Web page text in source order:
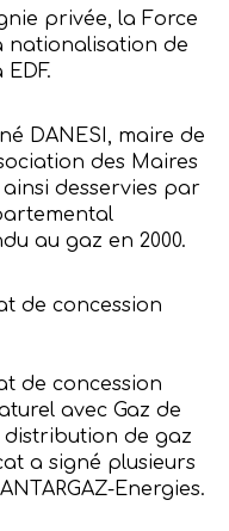
privée, la Force
nationalisation de
DANESI, maire de
des Maires
desservies par
au gaz en 2000.
de concession
de concession
avec Gaz de
distribution de gaz
a signé plusieurs
Energies.